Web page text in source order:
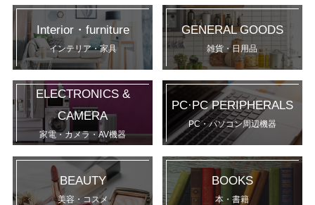
Interior・furniture
インテリア・家具
GENERAL GOODS
雑貨・日用品
ELECTRONICS &
CAMERA
家電・カメラ・AV機器
PC·PC PERIPHERALS
PC・パソコン周辺機器
BEAUTY
美容・コスメ
BOOKS
本・書籍